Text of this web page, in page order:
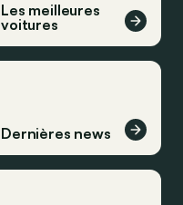
Les meilleures
voitures
Dernières news